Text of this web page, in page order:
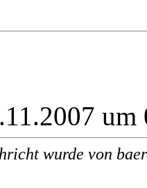
um
wurde von